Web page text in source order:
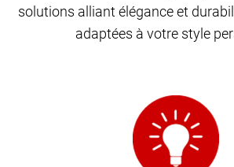
solutions alliant élégance et
adaptées à votre style